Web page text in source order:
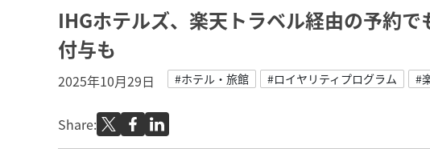
IHGホテルズ、楽天トラベル経由の予約
付与も
2025年10月29日 #ホテル・旅館 #ロイヤリティプログラム #
Share: